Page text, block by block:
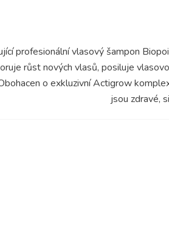
profesionální vlasový šampon
růst nových vlasů, posiluje
o exkluzivní Actigrow
jsou zdravé,